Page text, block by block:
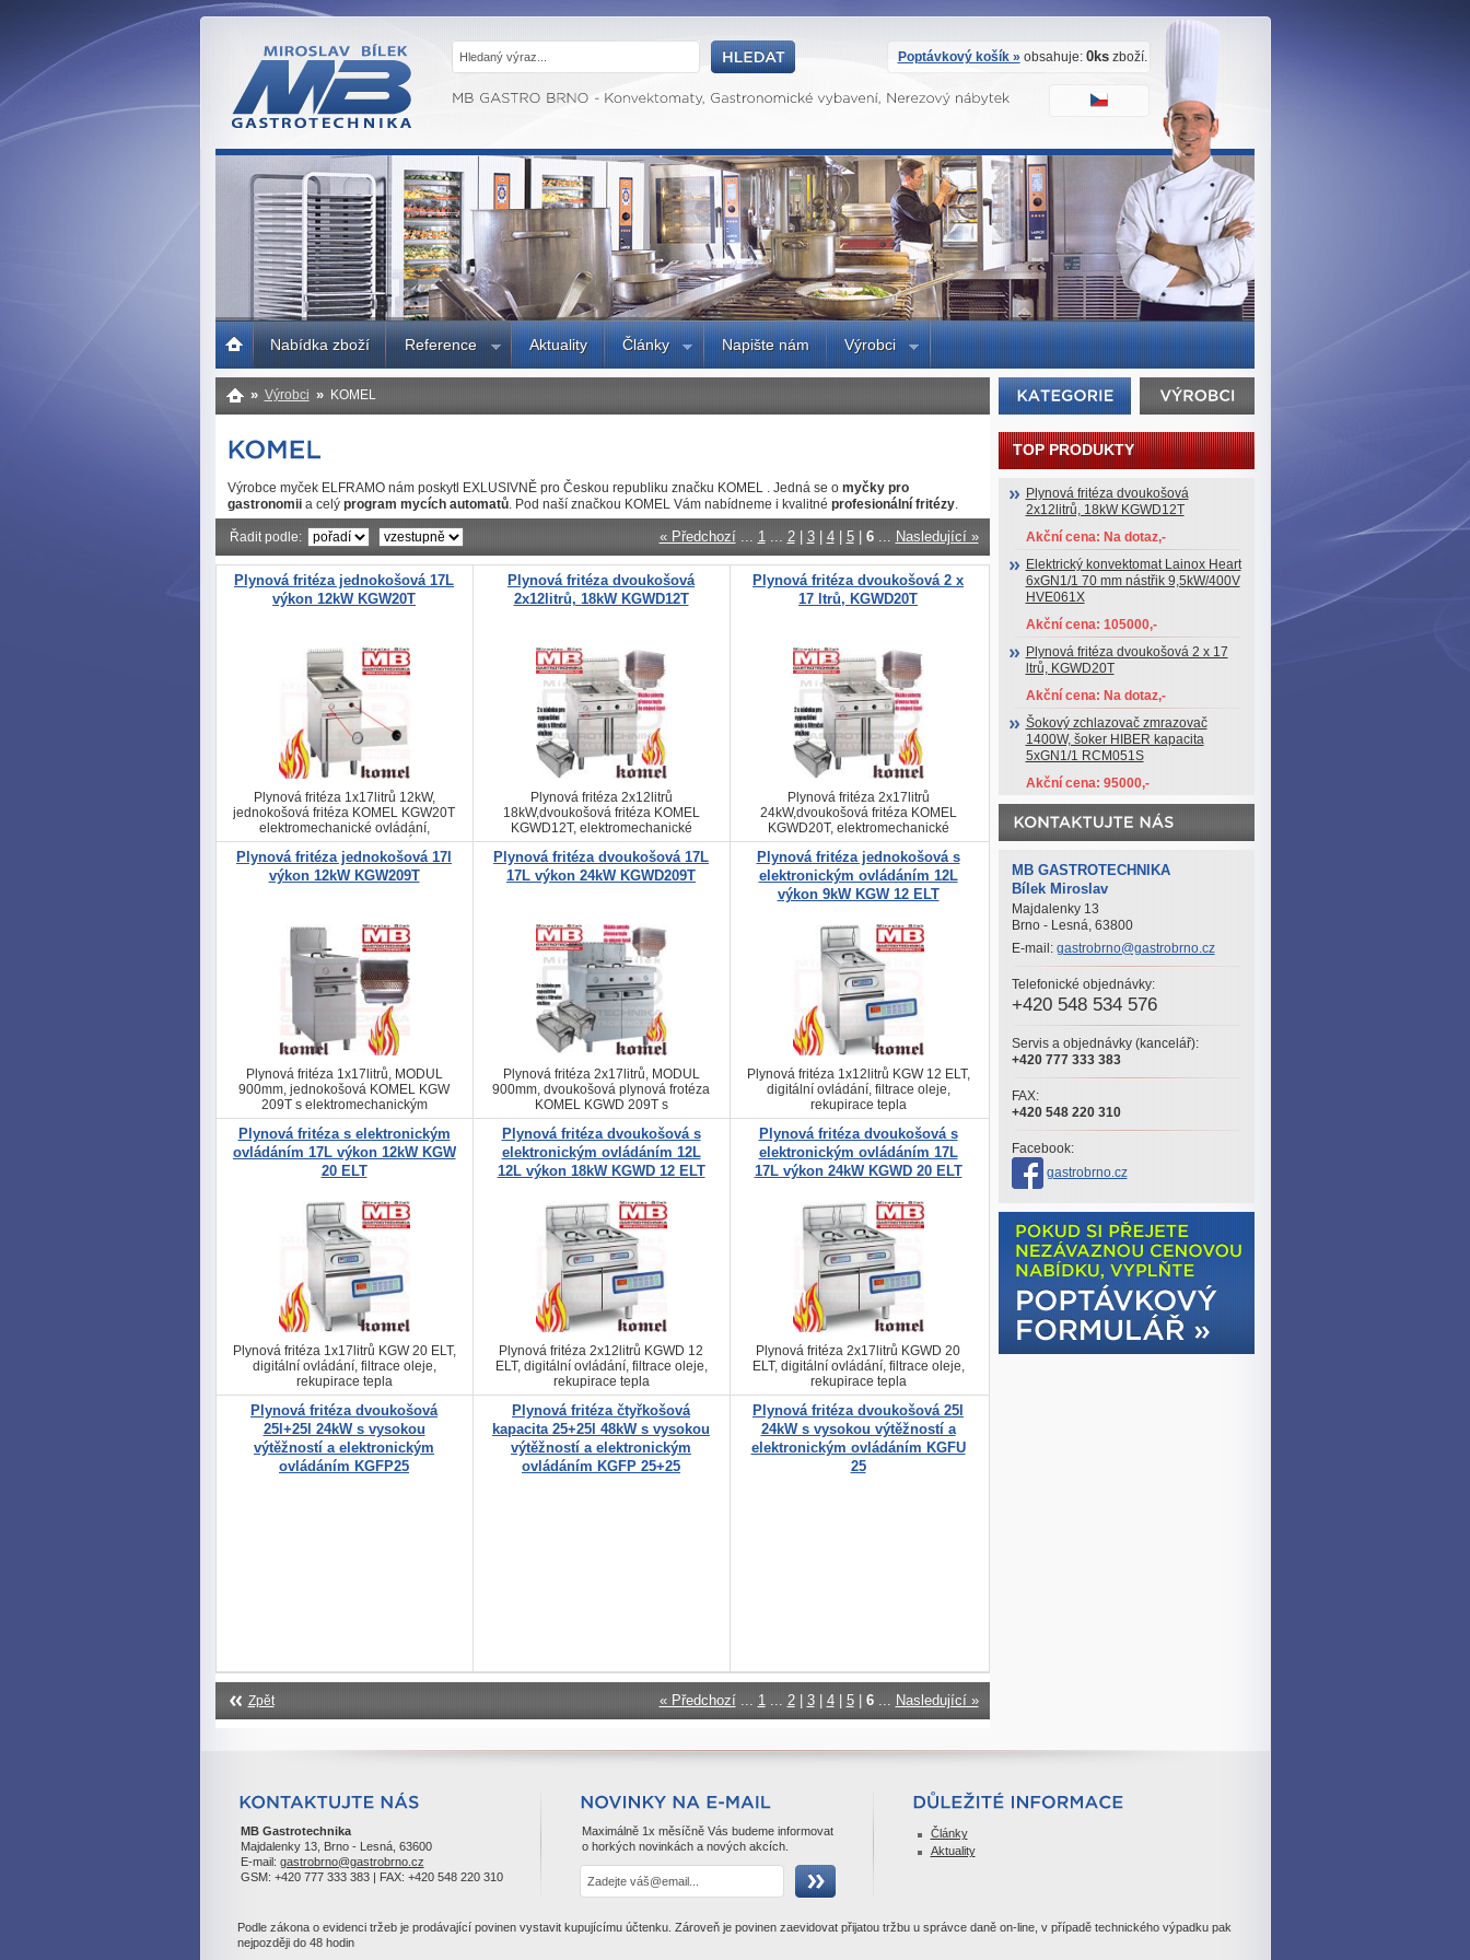
MB GASTRO
BRNO -
Gastrotechnika,
profesionální
kuchyně
Poptávkový košík » obsahuje: 0kszboží.
strana
Nabídka zboží Reference Aktuality Články Napište nám Výrobci
» Výrobci » KOMEL
Výrobce myček ELFRAMO nám poskytl EXLUSIVNĚ pro Českou republiku značku KOMEL . Jedná se o myčky pro
gastronomiia celý program mycích automatů. Pod naší značkou KOMEL Vám nabídneme i kvalitné profesionální fritézy.
Řadit podle: « Předchozí... 1... 2| 3| 4| 5| 6... Nasledující »
Plynová fritéza jednokošová 17L
výkon 12kW KGW20T
Plynová fritéza 1x17litrů 12kW,
jednokošová fritéza KOMEL KGW20T
elektromechanické ovládání,
ELFRAMO PATENT SYSTÉMU
OHŘEVU 4211B/79, filtrace oleje
Plynová fritéza dvoukošová
2x12litrů, 18kW KGWD12T
Plynová fritéza 2x12litrů
18kW,dvoukošová fritéza KOMEL
KGWD12T, elektromechanické
ovládání, ELFRAMO PATENT
SYSTÉMU OHŘEVU 4211B/79,
filtrace oleje
Plynová fritéza dvoukošová 2 x
17 ltrů, KGWD20T
Plynová fritéza 2x17litrů
24kW,dvoukošová fritéza KOMEL
KGWD20T, elektromechanické
ovládání, ELFRAMO PATENT
SYSTÉMU OHŘEVU 4211B/79,
filtrace oleje
Plynová fritéza jednokošová 17l
výkon 12kW KGW209T
Plynová fritéza 1x17litrů, MODUL
900mm, jednokošová KOMEL KGW
209T s elektromechanickým
ovládáním, PATENT SYSTÉMU
OHŘEVU 4211B/79, filtrace oleje
Plynová fritéza dvoukošová 17L
17L výkon 24kW KGWD209T
Plynová fritéza 2x17litrů, MODUL
900mm, dvoukošová plynová frotéza
KOMEL KGWD 209T s
elektromechanickým ovládáním,
PATENT SYSTÉMU OHŘEVU
4211B/79, filtrace oleje
Plynová fritéza jednokošová s
elektronickým ovládáním 12L
výkon 9kW KGW 12 ELT
Plynová fritéza 1x12litrů KGW 12 ELT,
digitální ovládání, filtrace oleje,
rekupirace tepla
Plynová fritéza s elektronickým
ovládáním 17L výkon 12kW KGW
20 ELT
Plynová fritéza 1x17litrů KGW 20 ELT,
digitální ovládání, filtrace oleje,
rekupirace tepla
Plynová fritéza dvoukošová s
elektronickým ovládáním 12L
12L výkon 18kW KGWD 12 ELT
Plynová fritéza 2x12litrů KGWD 12
ELT, digitální ovládání, filtrace oleje,
rekupirace tepla
Plynová fritéza dvoukošová s
elektronickým ovládáním 17L
17L výkon 24kW KGWD 20 ELT
Plynová fritéza 2x17litrů KGWD 20
ELT, digitální ovládání, filtrace oleje,
rekupirace tepla
Plynová fritéza dvoukošová
25l+25l 24kW s vysokou
výtěžností a elektronickým
ovládáním KGFP25
Plynová fritéza čtyřkošová
kapacita 25+25l 48kW s vysokou
výtěžností a elektronickým
ovládáním KGFP 25+25
Plynová fritéza dvoukošová 25l
24kW s vysokou výtěžností a
elektronickým ovládáním KGFU
25
Zpět « Předchozí... 1... 2| 3| 4| 5| 6... Nasledující »
TOP PRODUKTY
Plynová fritéza dvoukošová
2x12litrů, 18kW KGWD12T
Akční cena: Na dotaz,-
Elektrický konvektomat Lainox Heart
6xGN1/1 70 mm nástřik 9,5kW/400V
HVE061X
Akční cena: 105000,-
Plynová fritéza dvoukošová 2 x 17
ltrů, KGWD20T
Akční cena: Na dotaz,-
Šokový zchlazovač zmrazovač
1400W, šoker HIBER kapacita
5xGN1/1 RCM051S
Akční cena: 95000,-
MB GASTROTECHNIKA
Bílek Miroslav
Majdalenky 13
Brno - Lesná, 63800
E-mail: gastrobrno@gastrobrno.cz
Telefonické objednávky:
+420 548 534 576
Servis a objednávky (kancelář):
+420 777 333 383
FAX:
+420 548 220 310
Facebook:
gastrobrno.cz
MB Gastrotechnika
Majdalenky 13, Brno - Lesná, 63600
E-mail: gastrobrno@gastrobrno.cz
GSM: +420 777 333 383 | FAX: +420 548 220 310
Maximálně 1x měsíčně Vás budeme informovat
o horkých novinkách a nových akcích.
Články
Aktuality
Podle zákona o evidenci tržeb je prodávající povinen vystavit kupujícímu účtenku. Zároveň je povinen zaevidovat přijatou tržbu u správce daně on-line, v případě technického výpadku pak
nejpozději do 48 hodin